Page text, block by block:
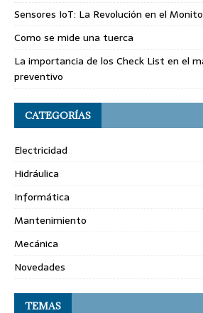
Sensores IoT: La Revolución en el
Como se mide una tuerca
La importancia de los Check List en el
preventivo
CATEGORÍAS
Electricidad
Hidráulica
Informática
Mantenimiento
Mecánica
Novedades
TEMAS